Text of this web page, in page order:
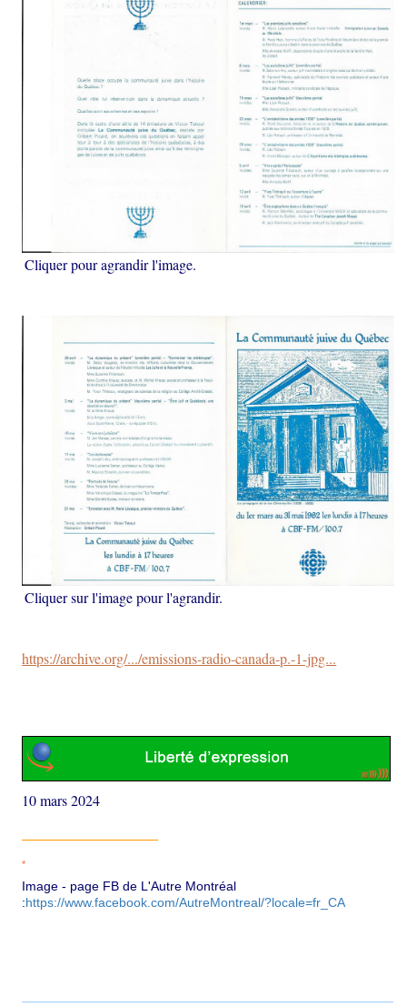
Cliquer pour agrandir l'image.
Cliquer sur l'image pour l'agrandir.
https://archive.org/.../emissions-radio-canada-p.-1-jpg...
10 mars 2024
*
Image - page FB de L'Autre Montréal
:https://www.facebook.com/AutreMontreal/?locale=fr_CA